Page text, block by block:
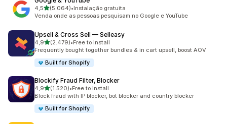
4,5de 5 estrelas
(5.064)
5064 total de avaliações
•Instalação gratuita
Venda onde as pessoas pesquisam no Google e YouTube
Upsell & Cross Sell — Selleasy
4,9de 5 estrelas
(2.479)
2479 total de avaliações
•Free to install
Frequently bought together bundles & in cart upsell, boost AOV
Built for Shopify
Blockify Fraud Filter, Blocker
4,9de 5 estrelas
(1.520)
1520 total de avaliações
•Free to install
Block fraud with IP blocker, bot blocker and country blocker
Built for Shopify